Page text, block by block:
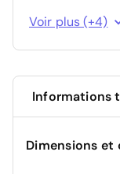
Projecteurs LED
Voir plus (+4)
Informations
Dimensions et